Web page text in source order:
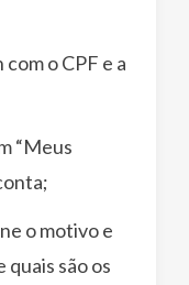
o CPF e a
“Meus
o motivo e
quais são os